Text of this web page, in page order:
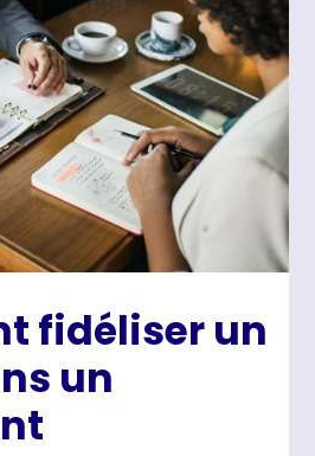
fidéliser un
un